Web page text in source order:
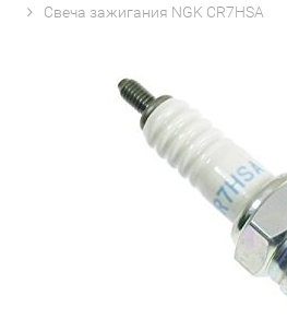
Свеча зажигания NGK CR7HSA